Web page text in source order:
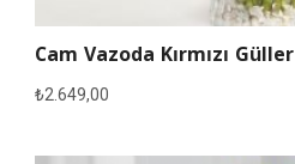
Cam Vazoda Kırmızı
₺2.649,00